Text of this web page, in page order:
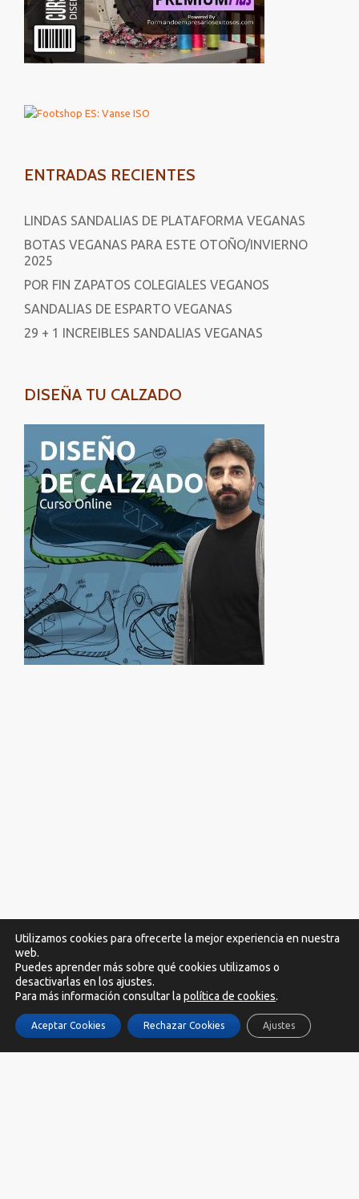
ENTRADAS RECIENTES
LINDAS SANDALIAS DE PLATAFORMA VEGANAS
BOTAS VEGANAS PARA ESTE OTOÑO/INVIERNO
2025
POR FIN ZAPATOS COLEGIALES VEGANOS
SANDALIAS DE ESPARTO VEGANAS
29 + 1 INCREIBLES SANDALIAS VEGANAS
DISEÑA TU CALZADO
SOCIAL:
Utilizamos cookies para ofrecerte la mejor experiencia en nuestra
web.
Puedes aprender más sobre qué cookies utilizamos o
desactivarlas en los ajustes.
Para más información consultar la política de cookies.
Aceptar Cookies Rechazar Cookies Ajustes